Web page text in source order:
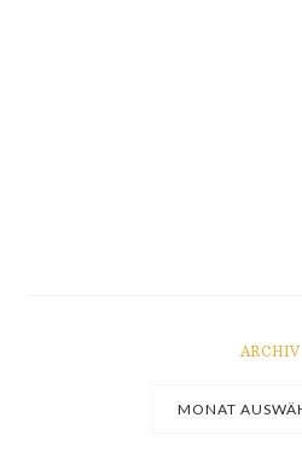
ARCHIV